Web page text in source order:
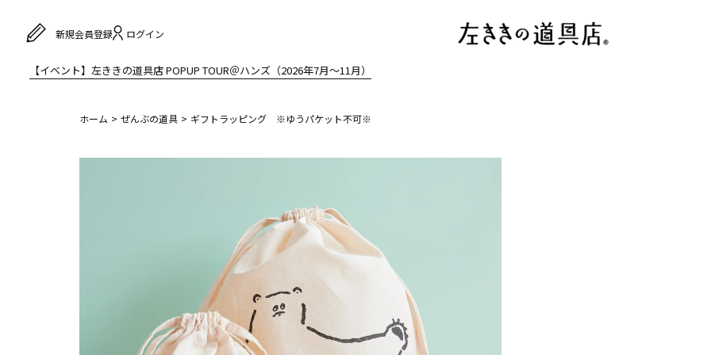
新規会員登録 ログイン
【イベント】左ききの道具店 POPUP TOUR＠ハンズ（2026年7月〜11月）
ホーム ぜんぶの道具 ギフトラッピング ※ゆうパケット不可※